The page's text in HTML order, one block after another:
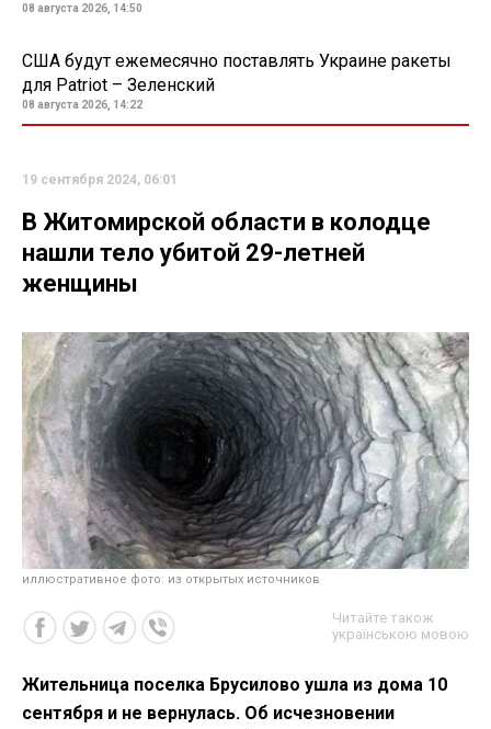
08 августа 2026, 14:50
США будут ежемесячно поставлять Украине ракеты
для Patriot – Зеленский
08 августа 2026, 14:22
19 сентября 2024, 06:01
В Житомирской области в колодце
нашли тело убитой 29-летней
женщины
иллюстративное фото: из открытых источников
Читайте також
українською мовою
Жительница поселка Брусилово ушла из дома 10
сентября и не вернулась. Об исчезновении